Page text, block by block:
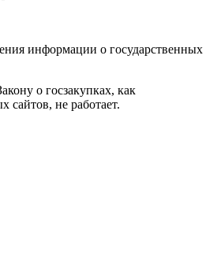
информации о государственных
о госзакупках, как
сайтов, не работает.